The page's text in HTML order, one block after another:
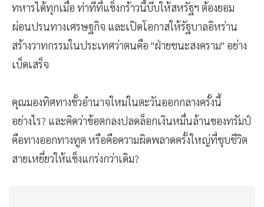
ทหารได้ทุกเมื่อ ท่าทีที่แข็งกร้าวนี้บีบให้สหรัฐฯ ต้องยอม
ผ่อนปรนทางเศรษฐกิจ และเปิดโอกาสให้รัฐบาลอิหร่าน
สร้างวาทกรรมในประเทศว่าตนคือ "ฝ่ายชนะสงคราม" อย่าง
เบ็ดเสร็จ
คุณมองทิศทางขั้วอำนาจใหม่ในตะวันออกกลางครั้งนี้
อย่างไร? และคิดว่าข้อตกลงปลดล็อกเงินหมื่นล้านของทรัมป์
คือทางออกทางทูต หรือคือความผิดพลาดครั้งใหญ่ที่ชุบชีวิต
สายเหยี่ยวให้แข็งแกร่งกว่าเดิม?